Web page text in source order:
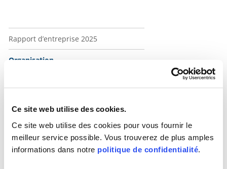
Ce site web utilise des cookies.
Ce site web utilise des cookies pour vous fournir le
meilleur service possible. Vous trouverez de plus amples
informations dans notre politique de confidentialité.
Navigation Über uns
Rapport d’entreprise 2025
Organisation
Commission de surveillance
Direction
Conseil consultatif
Conseil consultatif politique